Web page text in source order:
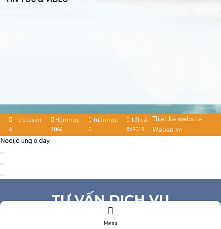
Trực tuyến:
6
Hôm nay:
3064
Tuần này:
0
Tất cả:
869019
Thiết kế website
Webso.vn
Menu
Nooijd ung o day
TƯ VẤN DỊCH VỤ